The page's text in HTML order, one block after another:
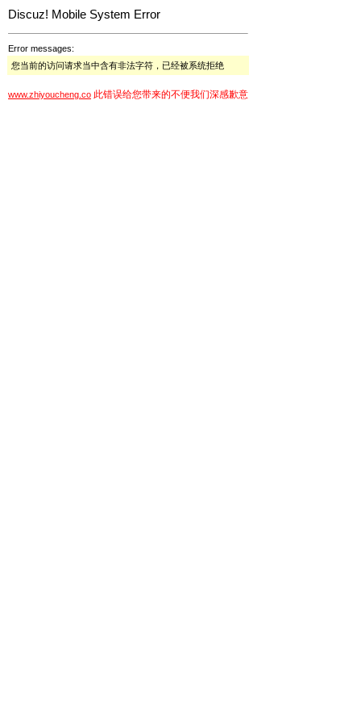
Discuz! Mobile System Error
Error messages:
您当前的访问请求当中含有非法字符，已经被系统拒绝
www.zhiyoucheng.co 此错误给您带来的不便我们深感歉意